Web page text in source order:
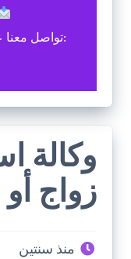
:تواصل معنا
وكالة
زواج
منذ سنتين